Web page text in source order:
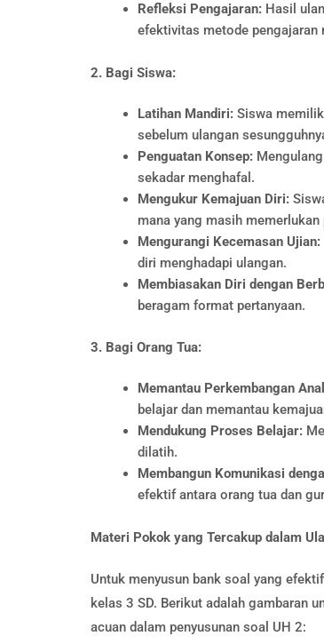
Refleksi Pengajaran: Hasil
efektivitas metode pengajaran
2. Bagi Siswa:
Latihan Mandiri: Siswa
sebelum ulangan
Penguatan Konsep:
sekadar menghafal.
Mengukur Kemajuan Diri:
mana yang masih memerlukan
Mengurangi Kecemasan Ujian:
diri menghadapi ulangan.
Membiasakan Diri dengan
beragam format pertanyaan.
3. Bagi Orang Tua:
Memantau Perkembangan
belajar dan memantau
Mendukung Proses Belajar:
dilatih.
Membangun Komunikasi
efektif antara orang tua dan
Materi Pokok yang Tercakup dalam
Untuk menyusun bank soal yang
kelas 3 SD. Berikut adalah gambaran
acuan dalam penyusunan soal UH 2: